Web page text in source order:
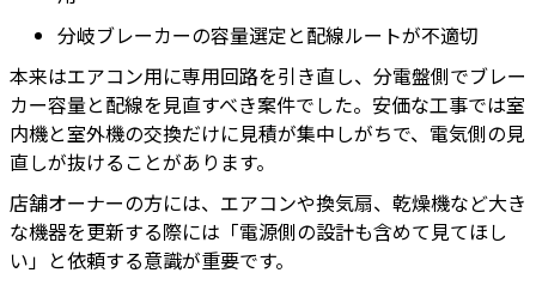
分岐ブレーカーの容量選定と配線ルートが不適切
本来はエアコン用に専用回路を引き直し、分電盤側でブレー
カー容量と配線を見直すべき案件でした。安価な工事では室
内機と室外機の交換だけに見積が集中しがちで、電気側の見
直しが抜けることがあります。
店舗オーナーの方には、エアコンや換気扇、乾燥機など大き
な機器を更新する際には「電源側の設計も含めて見てほし
い」と依頼する意識が重要です。